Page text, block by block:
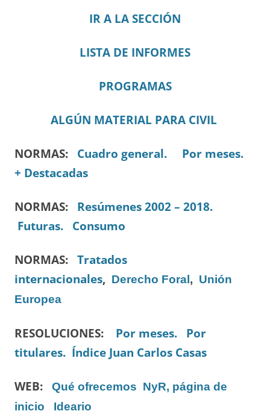
IR A LA SECCIÓN
LISTA DE INFORMES
PROGRAMAS
ALGÚN MATERIAL PARA CIVIL
NORMAS: Cuadro general.
Por meses.
+ Destacadas
NORMAS: Resúmenes 2002 – 2018.
Futuras.
Consumo
NORMAS: Tratados
internacionales, Derecho Foral , Unión
Europea
RESOLUCIONES: Por meses.
Por
titulares. Índice Juan Carlos Casas
WEB: Qué ofrecemos NyR, página de
inicio
Ideario